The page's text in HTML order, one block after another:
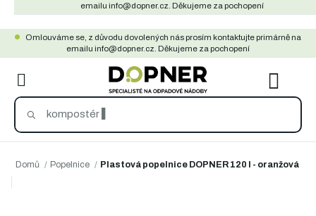
obsah
emailu info@dopner.cz. Děkujeme za pochopení
Omlouváme se, z důvodu dovolených nás prosím kontaktujte primárně na
emailu info@dopner.cz. Děkujeme za pochopení
KOŠÍK
Domů / Popelnice / Plastová popelnice DOPNER 120 l - oranžová